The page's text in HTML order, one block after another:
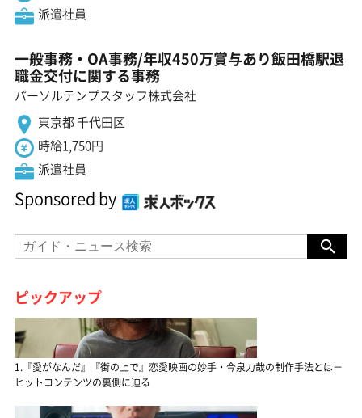
派遣社員
一般事務・OA事務/年収450万賞与あり飯田橋駅退
職金交付に関する事務
パーソルテンプスタッフ株式会社
東京都 千代田区
時給1,750円
派遣社員
Sponsored by
ピックアップ
1.『愛がなんだ』『街の上で』恋愛映画の妙手・今泉力哉の制作手法とは－
ヒットコンテンツの裏側に迫る